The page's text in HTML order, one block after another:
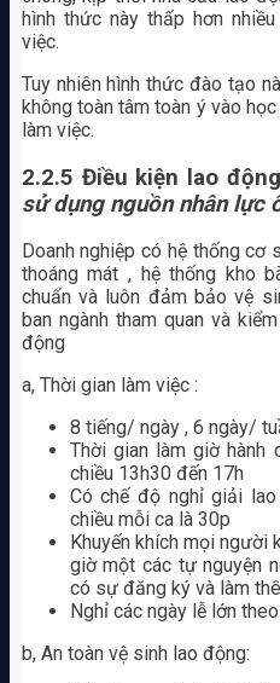
hình thức này thấp hơn
việc.
Tuy nhiên hình thức đào tạo
không toàn tâm toàn ý vào
làm việc.
2.2.5 Điều kiện lao động
sử dụng nguồn nhân lực
Doanh nghiệp có hệ thống
thoáng mát , hệ thống kho
chuẩn và luôn đảm bảo vệ
ban ngành tham quan và
động
a, Thời gian làm việc :
8 tiếng/ ngày , 6 ngày/
Thời gian làm giờ hành
chiều 13h30 đến 17h
Có chế độ nghỉ giải
chiều mỗi ca là 30p
Khuyến khích mọi người
giờ một các tự nguyện
có sự đăng ký và làm
Nghỉ các ngày lễ lớn
b, An toàn vệ sinh lao động: